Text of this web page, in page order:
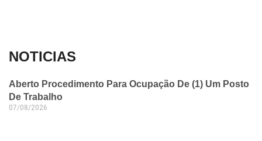
NOTICIAS
Aberto Procedimento Para Ocupação De (1) Um Posto
De Trabalho
07/08/2026